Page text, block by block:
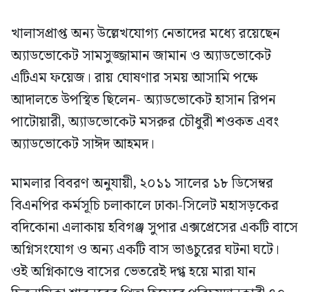
খালাসপ্রাপ্ত অন্য উল্লেখযোগ্য নেতাদের মধ্যে রয়েছেন
অ্যাডভোকেট সামসুজ্জামান জামান ও অ্যাডভোকেট
এটিএম ফয়েজ। রায় ঘোষণার সময় আসামি পক্ষে
আদালতে উপস্থিত ছিলেন- অ্যাডভোকেট হাসান রিপন
পাটোয়ারী, অ্যাডভোকেট মসরুর চৌধুরী শওকত এবং
অ্যাডভোকেট সাঈদ আহমদ।
মামলার বিবরণ অনুযায়ী, ২০১১ সালের ১৮ ডিসেম্বর
বিএনপির কর্মসূচি চলাকালে ঢাকা-সিলেট মহাসড়কের
বদিকোনা এলাকায় হবিগঞ্জ সুপার এক্সপ্রেসের একটি বাসে
অগ্নিসংযোগ ও অন্য একটি বাস ভাঙচুরের ঘটনা ঘটে।
ওই অগ্নিকাণ্ডে বাসের ভেতরেই দগ্ধ হয়ে মারা যান